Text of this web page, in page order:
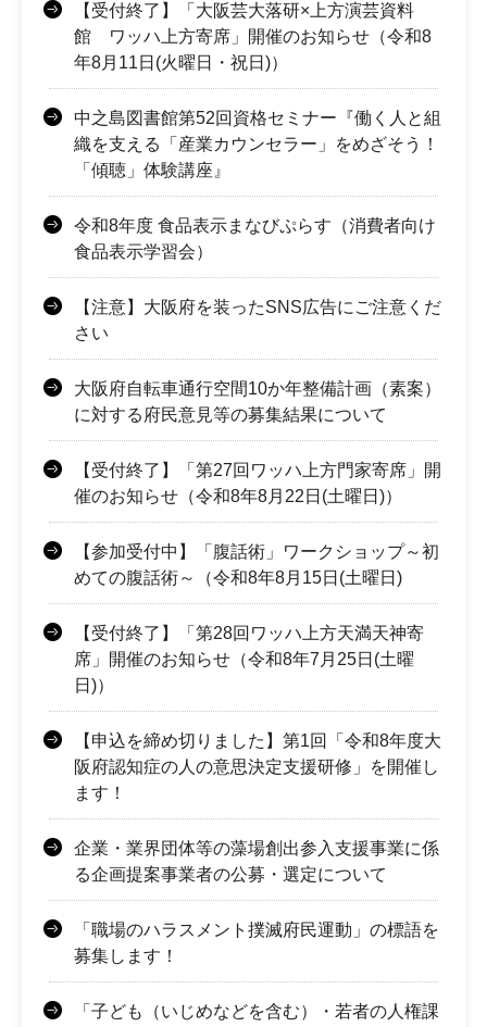
【受付終了】「大阪芸大落研×上方演芸資料
館 ワッハ上方寄席」開催のお知らせ（令和8
年8月11日(火曜日・祝日)）
中之島図書館第52回資格セミナー『働く人と組
織を支える「産業カウンセラー」をめざそう！
「傾聴」体験講座』
令和8年度 食品表示まなびぷらす（消費者向け
食品表示学習会）
【注意】大阪府を装ったSNS広告にご注意くだ
さい
大阪府自転車通行空間10か年整備計画（素案）
に対する府民意見等の募集結果について
【受付終了】「第27回ワッハ上方門家寄席」開
催のお知らせ（令和8年8月22日(土曜日)）
【参加受付中】「腹話術」ワークショップ～初
めての腹話術～（令和8年8月15日(土曜日)
【受付終了】「第28回ワッハ上方天満天神寄
席」開催のお知らせ（令和8年7月25日(土曜
日)）
【申込を締め切りました】第1回「令和8年度大
阪府認知症の人の意思決定支援研修」を開催し
ます！
企業・業界団体等の藻場創出参入支援事業に係
る企画提案事業者の公募・選定について
「職場のハラスメント撲滅府民運動」の標語を
募集します！
「子ども（いじめなどを含む）・若者の人権課